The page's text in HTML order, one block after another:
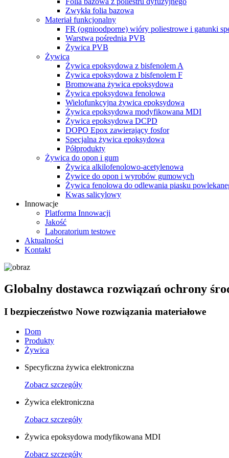
Zwykła folia bazowa
Materiał funkcjonalny
FR (ognioodporne) wióry poliestrowe i gatunki
Warstwa pośrednia PVB
Żywica PVB
Żywica
Żywica epoksydowa z bisfenolem A
Żywica epoksydowa z bisfenolem F
Bromowana żywica epoksydowa
Żywica epoksydowa fenolowa
Wielofunkcyjna żywica epoksydowa
Żywica epoksydowa modyfikowana MDI
Żywica epoksydowa DCPD
DOPO Epox zawierający fosfor
Specjalna żywica epoksydowa
Półprodukty
Żywica do opon i gum
Żywica alkilofenolowo-acetylenowa
Żywice do opon i wyrobów gumowych
Żywica fenolowa do odlewania piasku
Kwas salicylowy
Innowacje
Platforma Innowacji
Jakość
Laboratorium testowe
Aktualności
Kontakt
Globalny dostawca rozwiązań ochrony
I bezpieczeństwo Nowe rozwiązania materiałowe
Dom
Produkty
Żywica
Specyficzna żywica elektroniczna
Zobacz szczegóły
Żywica elektroniczna
Zobacz szczegóły
Żywica epoksydowa modyfikowana MDI
Zobacz szczegóły